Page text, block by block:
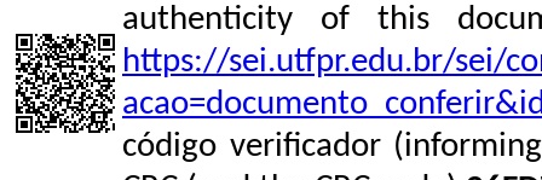
authenticity of this
https://sei.utfpr.edu.br/sei/
código verificador